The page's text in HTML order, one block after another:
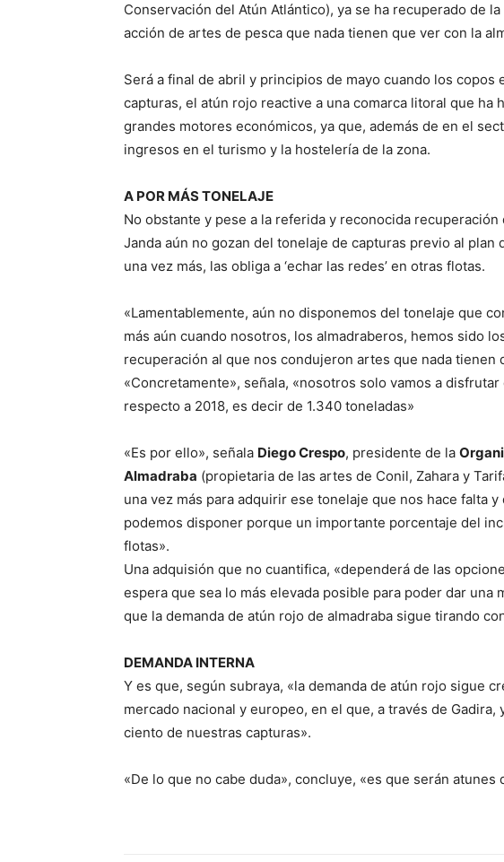
Conservación del Atún Atlántico), ya se ha recuperado de la
acción de artes de pesca que nada tienen que ver con la
Será a final de abril y principios de mayo cuando los
capturas, el atún rojo reactive a una comarca litoral que ha
grandes motores económicos, ya que, además de en el
ingresos en el turismo y la hostelería de la zona.
A POR MÁS TONELAJE
No obstante y pese a la referida y reconocida recuperación
Janda aún no gozan del tonelaje de capturas previo al
una vez más, las obliga a ‘echar las redes’ en otras flotas.
«Lamentablemente, aún no disponemos del tonelaje que
más aún cuando nosotros, los almadraberos, hemos sido
recuperación al que nos condujeron artes que nada tienen
«Concretamente», señala, «nosotros solo vamos a
respecto a 2018, es decir de 1.340 toneladas»
«Es por ello», señala Diego Crespo, presidente de la
Almadraba (propietaria de las artes de Conil, Zahara y
una vez más para adquirir ese tonelaje que nos hace falta
podemos disponer porque un importante porcentaje del
flotas».
Una adquisión que no cuantifica, «dependerá de las
espera que sea lo más elevada posible para poder dar una
que la demanda de atún rojo de almadraba sigue tirando
DEMANDA INTERNA
Y es que, según subraya, «la demanda de atún rojo sigue
mercado nacional y europeo, en el que, a través de
ciento de nuestras capturas».
«De lo que no cabe duda», concluye, «es que serán atunes